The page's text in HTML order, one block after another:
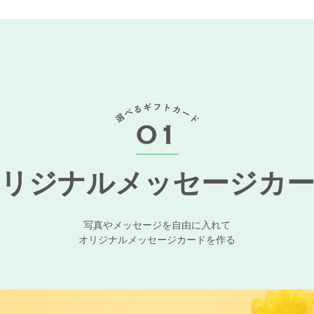
ジナルメッセージカ
写真やメッセージを自由に入れて
オリジナルメッセージカードを作る